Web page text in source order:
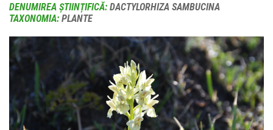
DENUMIREA ȘTIINȚIFICĂ: DACTYLORHIZA SAMBUCINA
TAXONOMIA: PLANTE